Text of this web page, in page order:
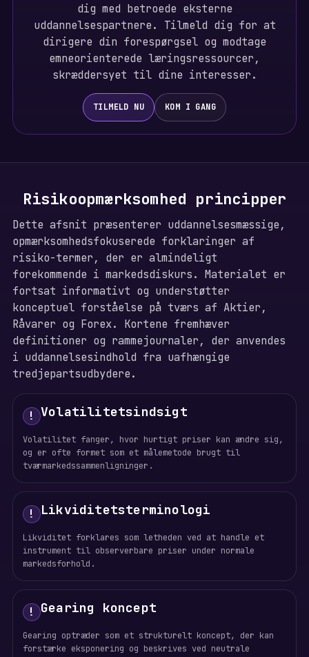
dig med betroede eksterne
uddannelsespartnere. Tilmeld dig for at
dirigere din forespørgsel og modtage
emneorienterede læringsressourcer,
skræddersyet til dine interesser.
TILMELD NU KOM I GANG
Risikoopmærksomhed principper
Dette afsnit præsenterer uddannelsesmæssige,
opmærksomhedsfokuserede forklaringer af
risiko-termer, der er almindeligt
forekommende i markedsdiskurs. Materialet er
fortsat informativt og understøtter
konceptuel forståelse på tværs af Aktier,
Råvarer og Forex. Kortene fremhæver
definitioner og rammejournaler, der anvendes
i uddannelsesindhold fra uafhængige
tredjepartsudbydere.
! Volatilitetsindsigt
Volatilitet fanger, hvor hurtigt priser kan ændre sig,
og er ofte formet som et målemetode brugt til
tværmarkedssammenligninger.
! Likviditetsterminologi
Likviditet forklares som letheden ved at handle et
instrument til observerbare priser under normale
markedsforhold.
! Gearing koncept
Gearing optræder som et strukturelt koncept, der kan
forstærke eksponering og beskrives ved neutrale